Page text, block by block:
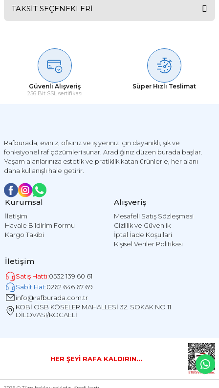
Ürün hakkında henüz soru sorulmamış.
TAKSİT SEÇENEKLERİ
Güvenli Alışveriş
256 Bit SSL sertifikası
Süper Hızlı Teslimat
Rafburada; eviniz, ofisiniz ve iş yeriniz için dayanıklı, şık ve
fonksiyonel raf çözümleri sunar. Aradığınız düzen burada başlar.
Yaşam alanlarınıza estetik ve pratiklik katan ürünlerle, her alanı
daha kullanışlı hale getirir.
Kurumsal
İletişim
Havale Bildirim Formu
Kargo Takibi
Alışveriş
Mesafeli Satış Sözleşmesi
Gizlilik ve Güvenlik
İptal İade Koşullari
Kişisel Veriler Politikası
İletişim
Satış Hattı:0532 139 60 61
Sabit Hat:0262 646 67 69
info@rafburada.com.tr
KOBİ OSB KÖSELER MAHALLESİ 32. SOKAK NO 11
DİLOVASI/KOCAELİ
HER ŞEYİ RAFA KALDIRIN...